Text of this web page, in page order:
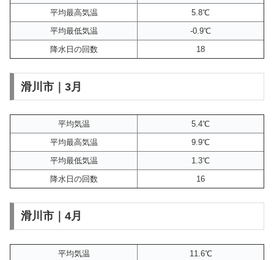
平均最高気温
5.8℃
平均最低気温
-0.9℃
降水日の回数
18
滑川市｜3月
平均気温
5.4℃
平均最高気温
9.9℃
平均最低気温
1.3℃
降水日の回数
16
滑川市｜4月
平均気温 11.6℃